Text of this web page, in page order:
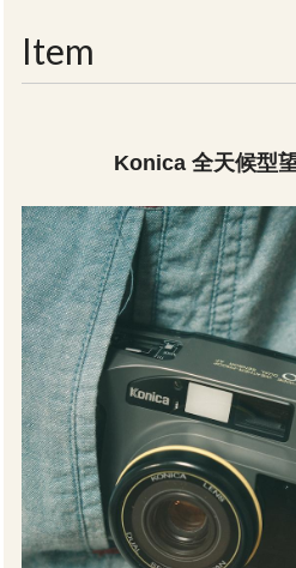
Item
Konica 全天候型